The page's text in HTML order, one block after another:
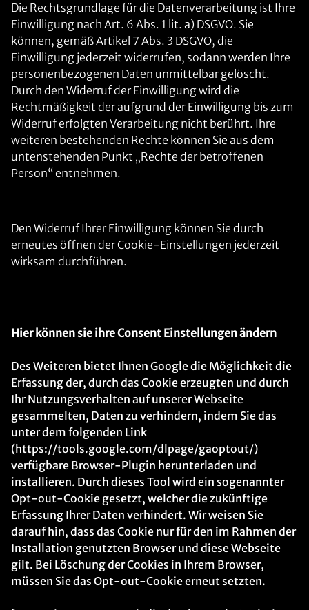
Die Rechtsgrundlage für die Datenverarbeitung ist Ihre
Einwilligung nach Art. 6 Abs. 1 lit. a) DSGVO. Sie
können, gemäß Artikel 7 Abs. 3 DSGVO, die
Einwilligung jederzeit widerrufen, sodann werden Ihre
personenbezogenen Daten unmittelbar gelöscht.
Durch den Widerruf der Einwilligung wird die
Rechtmäßigkeit der aufgrund der Einwilligung bis zum
Widerruf erfolgten Verarbeitung nicht berührt. Ihre
weiteren bestehenden Rechte können Sie aus dem
untenstehenden Punkt „Rechte der betroffenen
Person“ entnehmen.
Den Widerruf Ihrer Einwilligung können Sie durch
erneutes öffnen der Cookie-Einstellungen jederzeit
wirksam durchführen.
Hier können sie ihre Consent Einstellungen ändern
Des Weiteren bietet Ihnen Google die Möglichkeit die
Erfassung der, durch das Cookie erzeugten und durch
Ihr Nutzungsverhalten auf unserer Webseite
gesammelten, Daten zu verhindern, indem Sie das
unter dem folgenden Link
(https://tools.google.com/dlpage/gaoptout/)
verfügbare Browser-Plugin herunterladen und
installieren. Durch dieses Tool wird ein sogenannter
Opt-out-Cookie gesetzt, welcher die zukünftige
Erfassung Ihrer Daten verhindert. Wir weisen Sie
darauf hin, dass das Cookie nur für den im Rahmen der
Installation genutzten Browser und diese Webseite
gilt. Bei Löschung der Cookies in Ihrem Browser,
müssen Sie das Opt-out-Cookie erneut setzten.